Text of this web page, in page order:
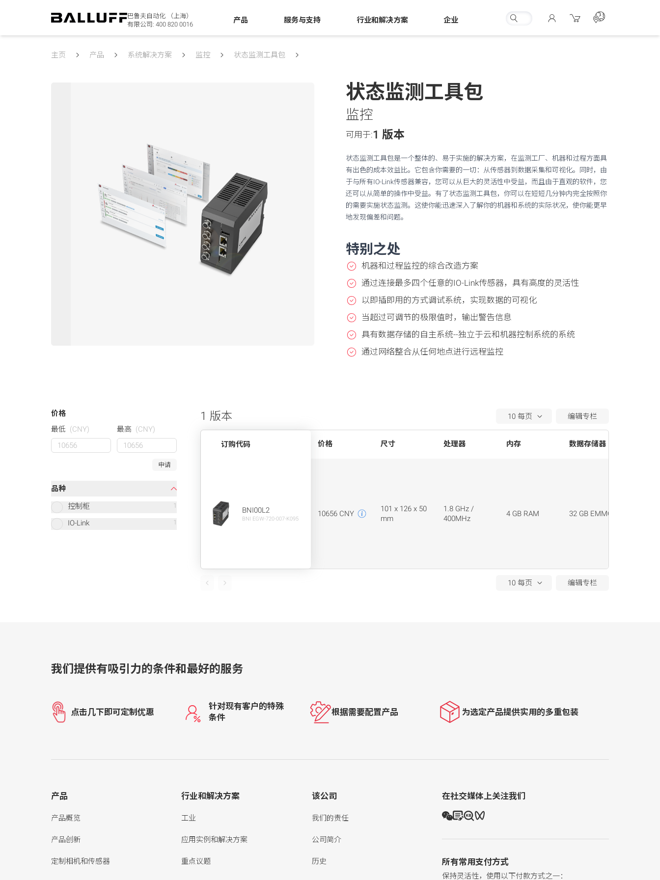
巴鲁夫自动化 （上海）
有限公司: 400 820 0016 产品 服务与支持 行业和解决方案 企业
主页 产品 系统解决方案 监控 状态监测工具包
状态监测工具包
监控
可用于:1 版本
状态监测工具包是一个整体的、易于实施的解决方案，在监测工厂、机器和过程方面具
有出色的成本效益比。它包含你需要的一切：从传感器到数据采集和可视化。同时，由
于与所有IO-Link传感器兼容，您可以从巨大的灵活性中受益，而且由于直观的软件，您
还可以从简单的操作中受益。有了状态监测工具包，你可以在短短几分钟内完全按照你
的需要实施状态监测。这使你能迅速深入了解你的机器和系统的实际状况，使你能更早
地发现偏差和问题。
特别之处
机器和过程监控的综合改造方案
通过连接最多四个任意的IO-Link传感器，具有高度的灵活性
以即插即用的方式调试系统，实现数据的可视化
当超过可调节的极限值时，输出警告信息
具有数据存储的自主系统--独立于云和机器控制系统的系统
通过网络整合从任何地点进行远程监控
价格
最低 (CNY) 最高 (CNY)
申请
品种
控制柜
1
IO-Link 1
1 版本 编辑专栏
订购代码 价格 尺寸 处理器 内存 数据存储器
行动
BNI00L2
BNI EGW-720-007-K095
10656 CNY
101 x 126 x 50
mm
1.8 GHz /
400MHz
4 GB RAM 32 GB EMMC
编辑专栏
我们提供有吸引力的条件和最好的服务
点击几下即可定制优惠
针对现有客户的特殊
条件
根据需要配置产品 为选定产品提供实用的多重包装
产品
产品概览
产品创新
定制相机和传感器
行业和解决方案
工业
应用实例和解决方案
重点议题
该公司
我们的责任
公司简介
历史
在社交媒体上关注我们
所有常用支付方式
保持灵活性，使用以下付款方式之一：